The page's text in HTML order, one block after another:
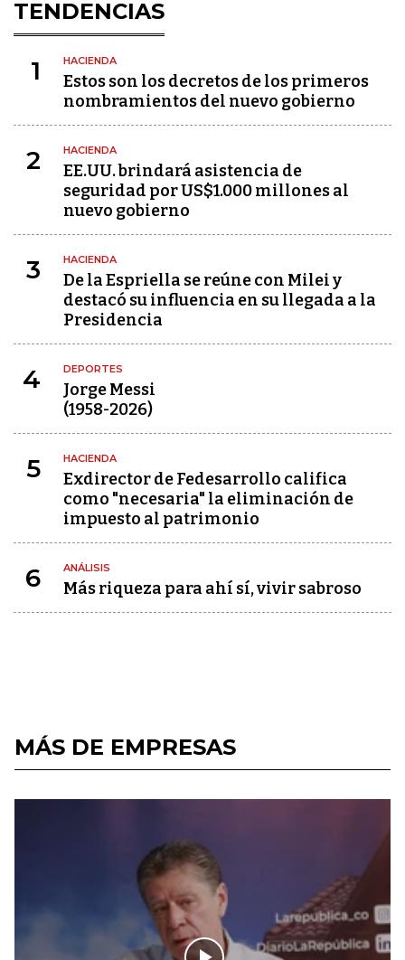
TENDENCIAS
1 HACIENDA
Estos son los decretos de los primeros
nombramientos del nuevo gobierno
2 HACIENDA
EE.UU. brindará asistencia de
seguridad por US$1.000 millones al
nuevo gobierno
3 HACIENDA
De la Espriella se reúne con Milei y
destacó su influencia en su llegada a la
Presidencia
4 DEPORTES
Jorge Messi
(1958-2026)
5 HACIENDA
Exdirector de Fedesarrollo califica
como "necesaria" la eliminación de
impuesto al patrimonio
6 ANÁLISIS
Más riqueza para ahí sí, vivir sabroso
MÁS DE EMPRESAS